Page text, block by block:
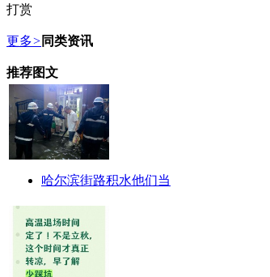
打赏
更多> 同类资讯
推荐图文
哈尔滨街路积水他们当